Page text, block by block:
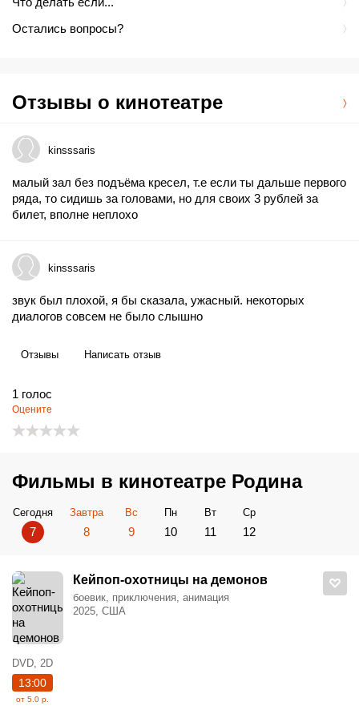
Остались вопросы?
Отзывы о кинотеатре
kinsssaris
малый зал без подъёма кресел, т.е если ты дальше первого
ряда, то сидишь за головами, но для своих 3 рублей за
билет, вполне неплохо
kinsssaris
звук был плохой, я бы сказала, ужасный. некоторых
диалогов совсем не было слышно
Отзывы Написать отзыв
1 голос
Оцените
Фильмы в кинотеатре Родина
Сегодня
7
Завтра
8
Вс
9
Пн
10
Вт
11
Ср
12
Кейпоп-охотницы на демонов
боевик, приключения, анимация
2025, США
DVD, 2D
13:00
от 5.0 р.